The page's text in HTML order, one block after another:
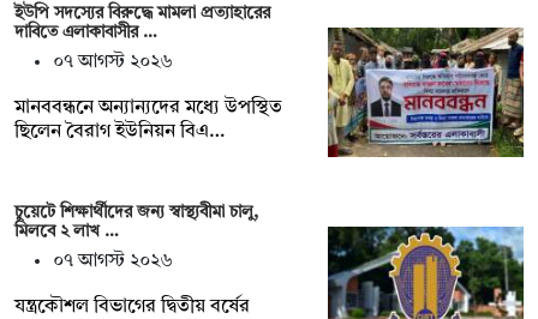
ইউপি সদস্যের বিরুদ্ধে মামলা প্রত্যাহারের
দাবিতে এলাকাবাসীর …
০৭ আগস্ট ২০২৬
মানববন্ধনে অন্যান্যদের মধ্যে উপস্থিত
ছিলেন বৈরাগ ইউনিয়ন বিএ…
চুয়েটে শিক্ষার্থীদের জন্য স্বাস্থ্যবীমা চালু,
মিলবে ২ লাখ …
০৭ আগস্ট ২০২৬
যন্ত্রকৌশল বিভাগের দ্বিতীয় বর্ষের